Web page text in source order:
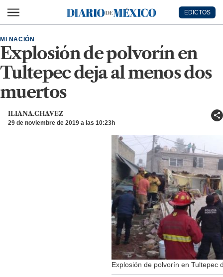
Diario de México
EDICTOS
Explosión de polvorín en
Tultepec deja al menos dos
muertos
MI NACIÓN
ILIANA.CHAVEZ
29 de noviembre de 2019 a las 10:23h
Explosión de polvorín en Tultepec